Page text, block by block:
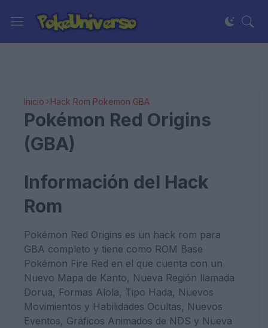
Inicio Hack Rom Pokemon GBA
Pokémon Red Origins
(GBA)
Información del Hack
Rom
Pokémon Red Origins es un hack rom para
GBA completo y tiene como ROM Base
Pokémon Fire Red en el que cuenta con un
Nuevo Mapa de Kanto, Nueva Región llamada
Dorua, Formas Alola, Tipo Hada, Nuevos
Movimientos y Habilidades Ocultas, Nuevos
Eventos, Gráficos Animados de NDS y Nueva